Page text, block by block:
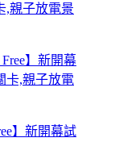
,親子放電景
】新開幕試